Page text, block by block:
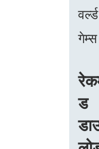
वर्ल्ड
ड